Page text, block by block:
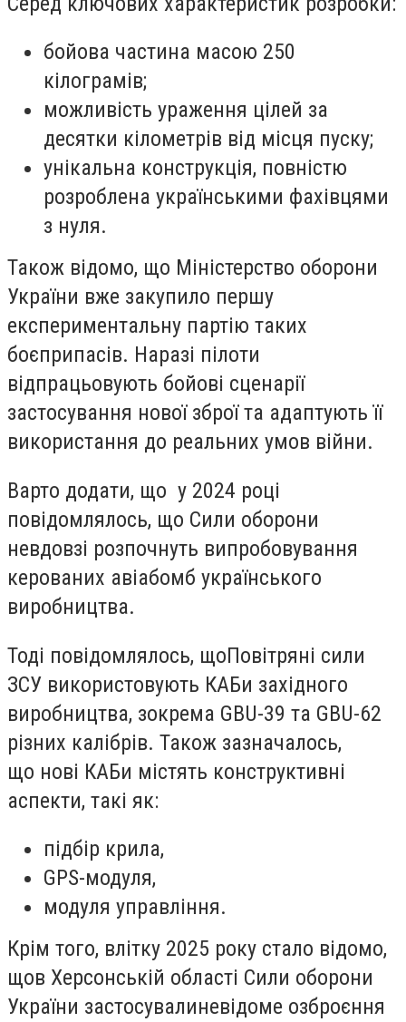
бойова частина масою 250
кілограмів;
можливість ураження цілей за
десятки кілометрів від місця пуску;
унікальна конструкція, повністю
розроблена українськими фахівцями
з нуля.
Також відомо, що Міністерство оборони
України вже закупило першу
експериментальну партію таких
боєприпасів. Наразі пілоти
відпрацьовують бойові сценарії
застосування нової зброї та адаптують її
використання до реальних умов війни.
Варто додати, що у 2024 році
повідомлялось, що Сили оборони
невдовзі розпочнуть випробовування
керованих авіабомб українського
виробництва.
Тоді повідомлялось, щоПовітряні сили
ЗСУ використовують КАБи західного
виробництва, зокрема GBU-39 та GBU-62
різних калібрів. Також зазначалось,
що нові КАБи містять конструктивні
аспекти, такі як:
підбір крила,
GPS-модуля,
модуля управління.
Крім того, влітку 2025 року стало відомо,
щов Херсонській області Сили оборони
України застосувалиневідоме озброєння